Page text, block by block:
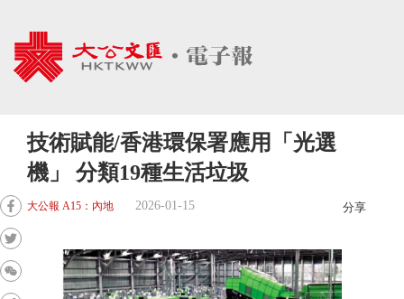
技術賦能/香港環保署應用「光選
機」 分類19種生活垃圾
大公報 A15：內地 2026-01-15 分享